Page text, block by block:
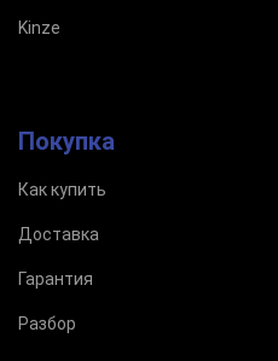
Kinze
Покупка
Как купить
Доставка
Гарантия
Разбор